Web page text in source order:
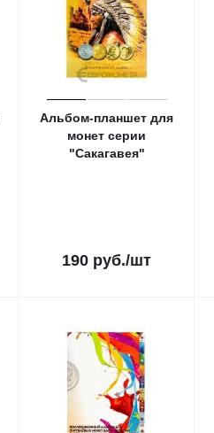
Альбом-планшет для
монет серии
"Сакагавея"
190 руб./шт